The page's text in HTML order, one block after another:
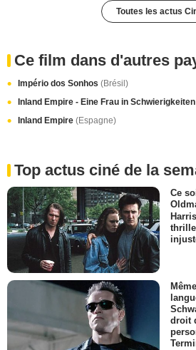
Toutes les actus
Ce film dans d'autres
Império dos Sonhos (Brésil)
Inland Empire - Eine Frau in Schwierigkeiten
Inland Empire (Espagne)
Top actus ciné de la
Ce
droit